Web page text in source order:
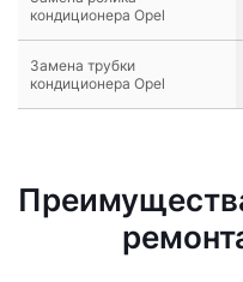
кондиционера Opel
Замена трубки
кондиционера Opel